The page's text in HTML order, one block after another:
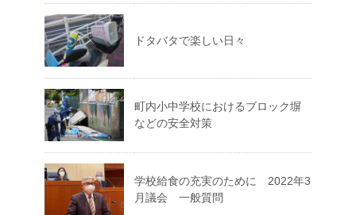
ドタバタで楽しい日々
町内小中学校におけるブロック塀
などの安全対策
学校給食の充実のために 2022年3
月議会 一般質問